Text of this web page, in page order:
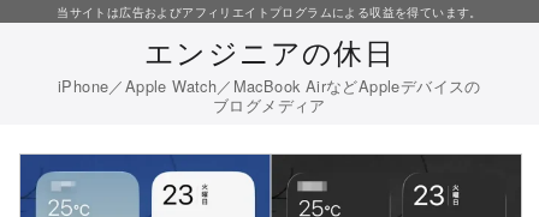
当サイトは広告およびアフィリエイトプログラムによる収益を得ています。
エンジニアの休日
iPhone／Apple Watch／MacBook AirなどAppleデバイスの
ブログメディア